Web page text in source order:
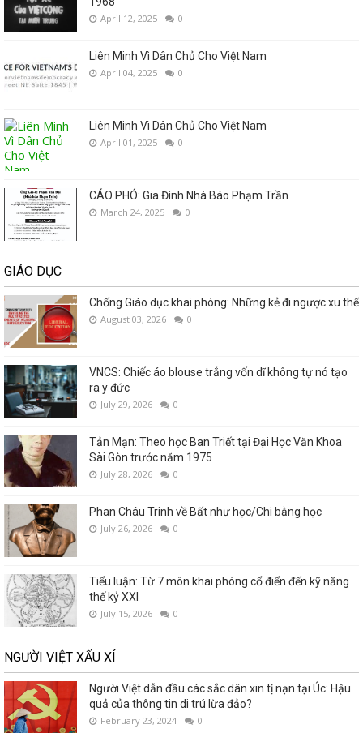
April 12, 2025 0
Liên Minh Vì Dân Chủ Cho Việt Nam
April 04, 2025 0
Liên Minh Vì Dân Chủ Cho Việt Nam
April 01, 2025 0
CÁO PHÓ: Gia Đình Nhà Báo Phạm Trần
March 24, 2025 0
GIÁO DỤC
Chống Giáo dục khai phóng: Những kẻ đi ngược xu thế
August 03, 2026 0
VNCS: Chiếc áo blouse trắng vốn dĩ không tự nó tạo
ra y đức
July 29, 2026 0
Tản Mạn: Theo học Ban Triết tại Đại Học Văn Khoa
Sài Gòn trước năm 1975
July 28, 2026 0
Phan Châu Trinh về Bất như học/Chi bằng học
July 26, 2026 0
Tiểu luận: Từ 7 môn khai phóng cổ điển đến kỹ năng
thế kỷ XXI
July 15, 2026 0
NGƯỜI VIỆT XẤU XÍ
Người Việt dẫn đầu các sắc dân xin tị nạn tại Úc: Hậu
quả của thông tin di trú lừa đảo?
February 23, 2024 0